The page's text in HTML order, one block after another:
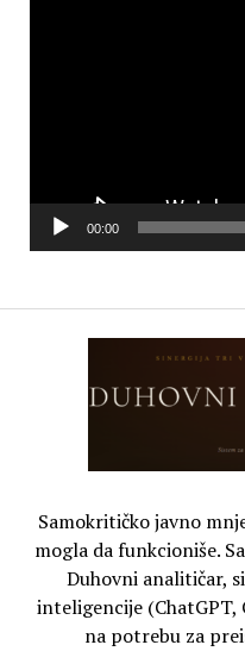
00:00
Samokritičko javno
mogla da funkcioniše.
Duhovni analitičar,
inteligencije (ChatGPT,
na potrebu za